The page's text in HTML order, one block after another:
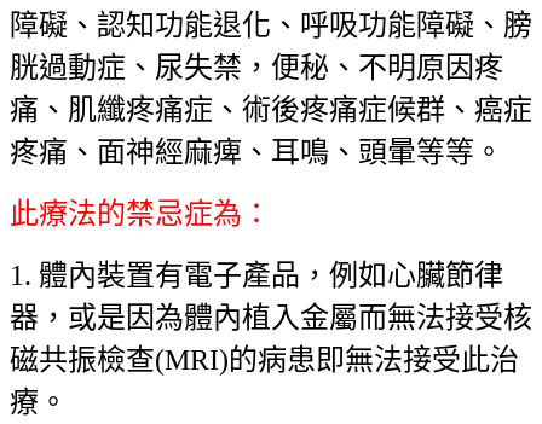
障礙、認知功能退化、呼吸功能障礙、膀
胱過動症、尿失禁，便秘、不明原因疼
痛、肌纖疼痛症、術後疼痛症候群、癌症
疼痛、面神經麻痺、耳鳴、頭暈等等。
此療法的禁忌症為：
1. 體內裝置有電子產品，例如心臟節律
器，或是因為體內植入金屬而無法接受核
磁共振檢查(MRI)的病患即無法接受此治
療。